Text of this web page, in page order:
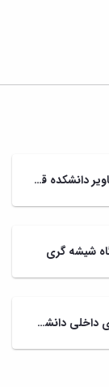
تصاویر دانشکده قدیم
شیشه گری
نمای داخلی دانشکده شیمی و علوم نفت